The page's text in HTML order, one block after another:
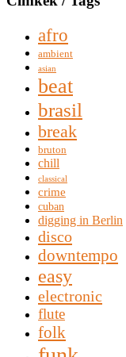
afro
ambient
asian
beat
brasil
break
bruton
chill
classical
crime
cuban
digging in Berlin
disco
downtempo
easy
electronic
flute
folk